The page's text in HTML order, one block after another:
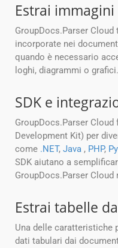
Estrai immagini
GroupDocs.Parser
incorporate nei
quando è necessario
loghi, diagrammi o grafici.
SDK e
GroupDocs.Parser
Development Kit) per
come .NET, Java , PHP,
SDK aiutano a
GroupDocs.Parser
Estrai tabelle
Una delle caratteristiche
dati tabulari dai